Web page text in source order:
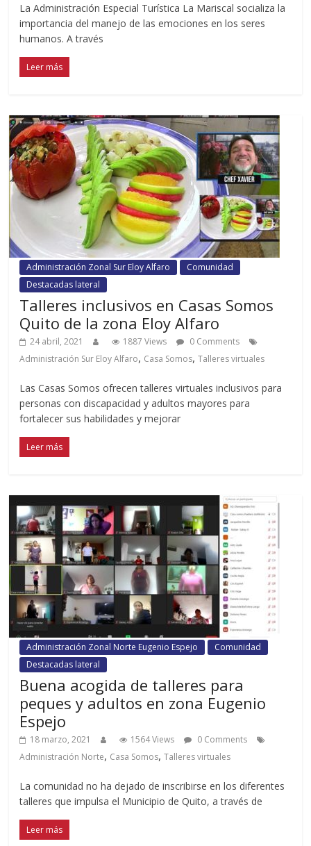
La Administración Especial Turística La Mariscal socializa la
importancia del manejo de las emociones en los seres
humanos. A través
Leer más
Administración Zonal Sur Eloy Alfaro
Comunidad
Destacadas lateral
Talleres inclusivos en Casas Somos
Quito de la zona Eloy Alfaro
24 abril, 2021 1887 Views
0 Comments
Administración Sur Eloy Alfaro, Casa Somos,Talleres virtuales
Las Casas Somos ofrecen talleres virtuales inclusivos para
personas con discapacidad y adultos mayores para
fortalecer sus habilidades y mejorar
Leer más
Administración Zonal Norte Eugenio Espejo
Comunidad
Destacadas lateral
Buena acogida de talleres para
peques y adultos en zona Eugenio
Espejo
18 marzo, 2021 1564 Views
0 Comments
Administración Norte, Casa Somos,Talleres virtuales
La comunidad no ha dejado de inscribirse en los diferentes
talleres que impulsa el Municipio de Quito, a través de
Leer más